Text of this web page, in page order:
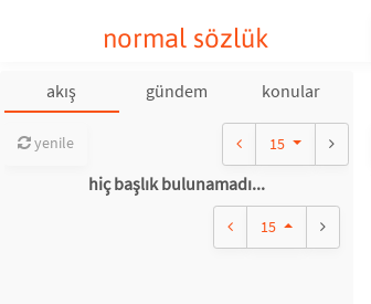
normal sözlük
akış gündem konular
yenile 15
hiç başlık bulunamadı...
15